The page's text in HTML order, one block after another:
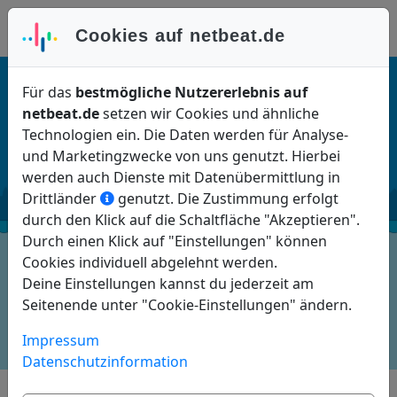
Anmelden
LEVELzwei
Beschreibung
Features
Cookies auf netbeat.de
Für das bestmögliche Nutzererlebnis auf
netbeat.desetzen wir Cookies und ähnliche
Technologien ein. Die Daten werden für Analyse-
und Marketingzwecke von uns genutzt. Hierbei
werden auch Dienste mit Datenübermittlung in
Drittländer
genutzt. Die Zustimmung erfolgt
durch den Klick auf die Schaltfläche "Akzeptieren".
Durch einen Klick auf "Einstellungen" können
Cookies individuell abgelehnt werden.
Deine Einstellungen kannst du jederzeit am
Seitenende unter "Cookie-Einstellungen" ändern.
Impressum
Datenschutzinformation